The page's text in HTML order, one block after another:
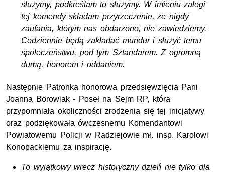
służymy, podkreślam to służymy. W imieniu załogi
tej komendy składam przyrzeczenie, że nigdy
zaufania, którym nas obdarzono, nie zawiedziemy.
Codziennie będą zakładać mundur i służyć temu
społeczeństwu, pod tym Sztandarem. Z ogromną
dumą, honorem i oddaniem.
Następnie Patronka honorowa przedsięwzięcia Pani
Joanna Borowiak - Poseł na Sejm RP, która
przypomniała okoliczności zrodzenia się tej inicjatywy
oraz podziękowała ówczesnemu Komendantowi
Powiatowemu Policji w Radziejowie mł. insp. Karolowi
Konopackiemu za inspirację.
To wyjątkowy wręcz historyczny dzień nie tylko dla